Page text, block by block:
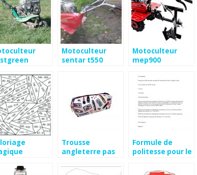
Motoculteur
sentar t550
Motoculteur
mep900
Trousse
angleterre pas
Formule de
politesse pour le
république